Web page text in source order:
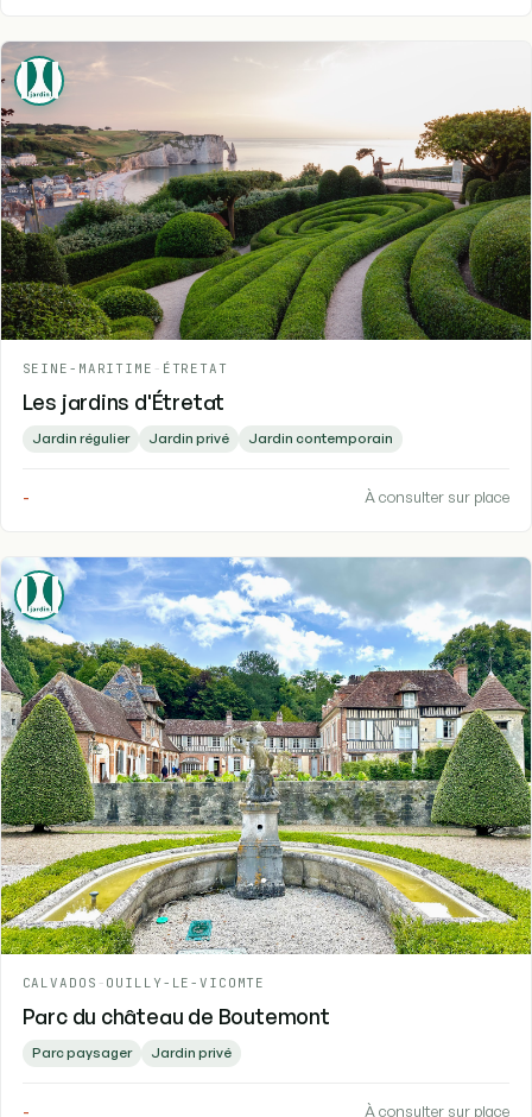
SEINE-MARITIME - ÉTRETAT
Les jardins d'Étretat
Jardin régulier Jardin privé Jardin contemporain
- À consulter sur place
CALVADOS - OUILLY-LE-VICOMTE
Parc du château de Boutemont
Parc paysager Jardin privé
- À consulter sur place